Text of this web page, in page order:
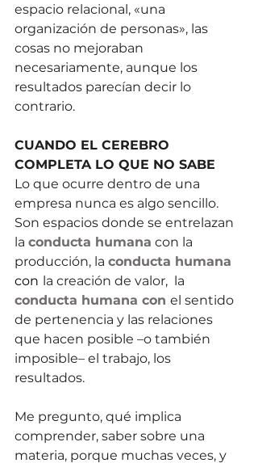
espacio relacional, «una
organización de personas», las
cosas no mejoraban
necesariamente, aunque los
resultados parecían decir lo
contrario.
CUANDO EL CEREBRO
COMPLETA LO QUE NO SABE
Lo que ocurre dentro de una
empresa nunca es algo sencillo.
Son espacios donde se entrelazan
la conducta humana con la
producción, la conducta humana
con la creación de valor,  la
conducta humana con el sentido
de pertenencia y las relaciones
que hacen posible –o también
imposible– el trabajo, los
resultados.
Me pregunto, qué implica
comprender, saber sobre una
materia, porque muchas veces, y